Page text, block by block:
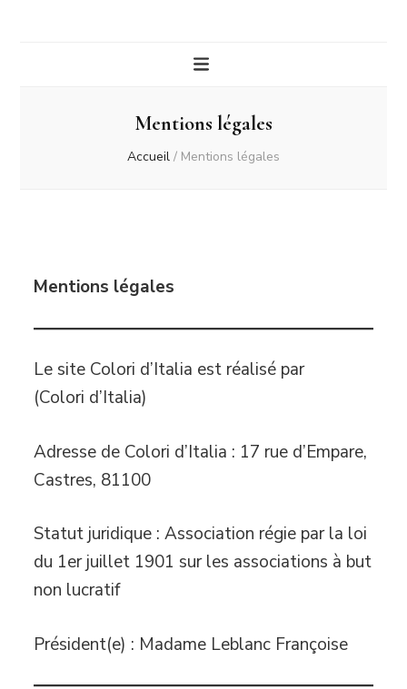
Mentions légales
Accueil / Mentions légales
Mentions légales
Le site Colori d’Italia est réalisé par
(Colori d’Italia)
Adresse de Colori d’Italia : 17 rue d’Empare,
Castres, 81100
Statut juridique : Association régie par la loi
du 1er juillet 1901 sur les associations à but
non lucratif
Président(e) : Madame Leblanc Françoise